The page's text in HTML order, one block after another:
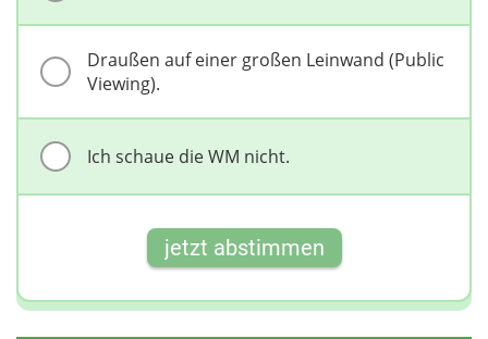
Draußen auf einer großen Leinwand (Public
Viewing).
Ich schaue die WM nicht.
jetzt abstimmen